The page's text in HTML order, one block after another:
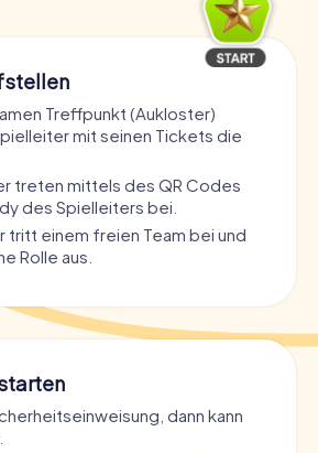
Treffpunkt (Aukloster)
mit seinen Tickets die
treten mittels des QR Codes
des Spielleiters bei.
tritt einem freien Team bei und
Rolle aus.
dann kann